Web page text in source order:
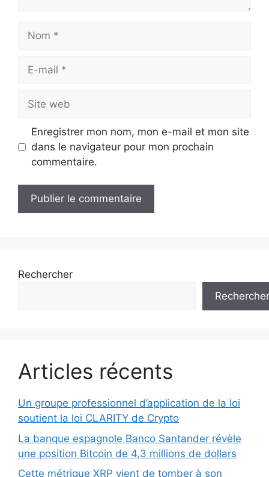
mail
web
Enregistrer mon nom, mon e-mail et mon site
dans le navigateur pour mon prochain
commentaire.
Rechercher
Rechercher
Articles récents
Un groupe professionnel d’application de la loi
soutient la loi CLARITY de Crypto
La banque espagnole Banco Santander révèle
une position Bitcoin de 4,3 millions de dollars
Cette métrique XRP vient de tomber à son